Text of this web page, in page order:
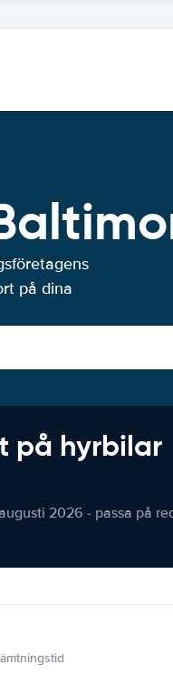
på dina
på hyrbilar
2026 - passa på